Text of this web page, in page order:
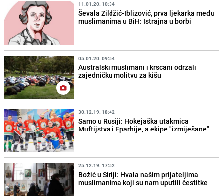
11.01.20. 10:34
Ševala Zildžić-Iblizović, prva ljekarka među
muslimanima u BiH: Istrajna u borbi
05.01.20. 09:54
Australski muslimani i kršćani održali
zajedničku molitvu za kišu
30.12.19. 18:42
Samo u Rusiji: Hokejaška utakmica
Muftijstva i Eparhije, a ekipe "izmiješane"
25.12.19. 17:52
Božić u Siriji: Hvala našim prijateljima
muslimanima koji su nam uputili čestitke